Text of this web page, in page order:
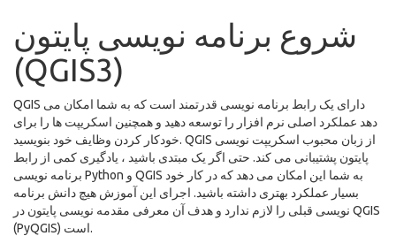
شروع برنامه نویسی پایتون
(QGIS3)
QGIS دارای یک رابط برنامه نویسی قدرتمند است که به شما امکان می
دهد عملکرد اصلی نرم افزار را توسعه دهید و همچنین اسکریپت ها را برای
خودکار کردن وظایف خود بنویسید. QGIS از زبان محبوب اسکریپت نویسی
پایتون پشتیبانی می کند. حتی اگر یک مبتدی باشید ، یادگیری کمی از رابط
برنامه نویسی Python و QGIS به شما این امکان می دهد که در کار خود
بسیار عملکرد بهتری داشته باشید. اجرای این آموزش هیچ دانش برنامه
نویسی قبلی را لازم ندارد و هدف آن معرفی مقدمه نویسی پایتون در QGIS
(PyQGIS) است.